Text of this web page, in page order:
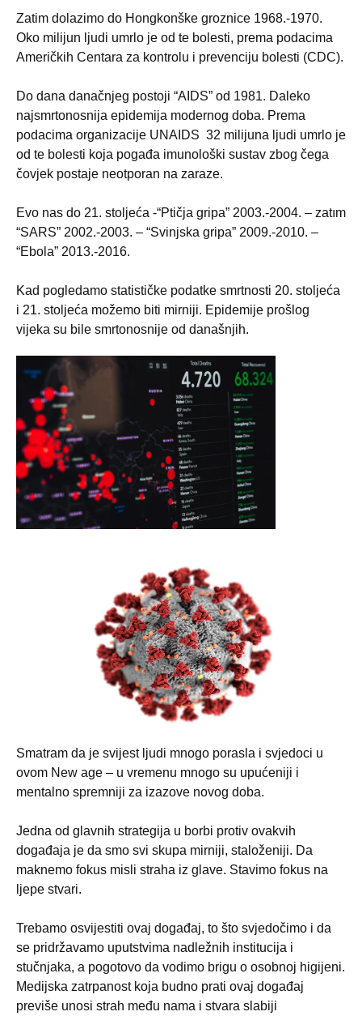
Zatim dolazimo do Hongkonške groznice 1968.-1970.
Oko milijun ljudi umrlo je od te bolesti, prema podacima
Američkih Centara za kontrolu i prevenciju bolesti (CDC).
Do dana danačnjeg postoji “AIDS” od 1981. Daleko
najsmrtonosnija epidemija modernog doba. Prema
podacima organizacije UNAIDS 32 milijuna ljudi umrlo je
od te bolesti koja pogađa imunološki sustav zbog čega
čovjek postaje neotporan na zaraze.
Evo nas do 21. stoljeća -“Ptičja gripa” 2003.-2004. – zatım
“SARS” 2002.-2003. – “Svinjska gripa” 2009.-2010. –
“Ebola” 2013.-2016.
Kad pogledamo statističke podatke smrtnosti 20. stoljeća
i 21. stoljeća možemo biti mirniji. Epidemije prošlog
vijeka su bile smrtonosnije od današnjih.
Smatram da je svijest ljudi mnogo porasla i svjedoci u
ovom New age – u vremenu mnogo su upućeniji i
mentalno spremniji za izazove novog doba.
Jedna od glavnih strategija u borbi protiv ovakvih
događaja je da smo svi skupa mirniji, staloženiji. Da
maknemo fokus misli straha iz glave. Stavimo fokus na
ljepe stvari.
Trebamo osvijestiti ovaj događaj, to što svjedočimo i da
se pridržavamo uputstvima nadležnih institucija i
stučnjaka, a pogotovo da vodimo brigu o osobnoj higijeni.
Medijska zatrpanost koja budno prati ovaj događaj
previše unosi strah među nama i stvara slabiji